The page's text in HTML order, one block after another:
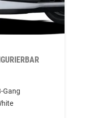
Gang